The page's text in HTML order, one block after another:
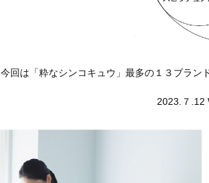
今回は「粋なシンコキュウ」最多の１３ブラン
2023.７.12